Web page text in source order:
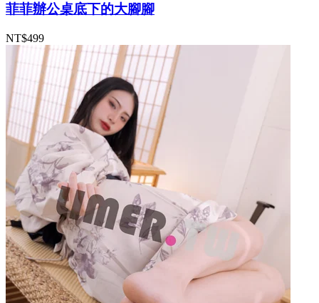
菲菲辦公桌底下的大腳腳
NT$499